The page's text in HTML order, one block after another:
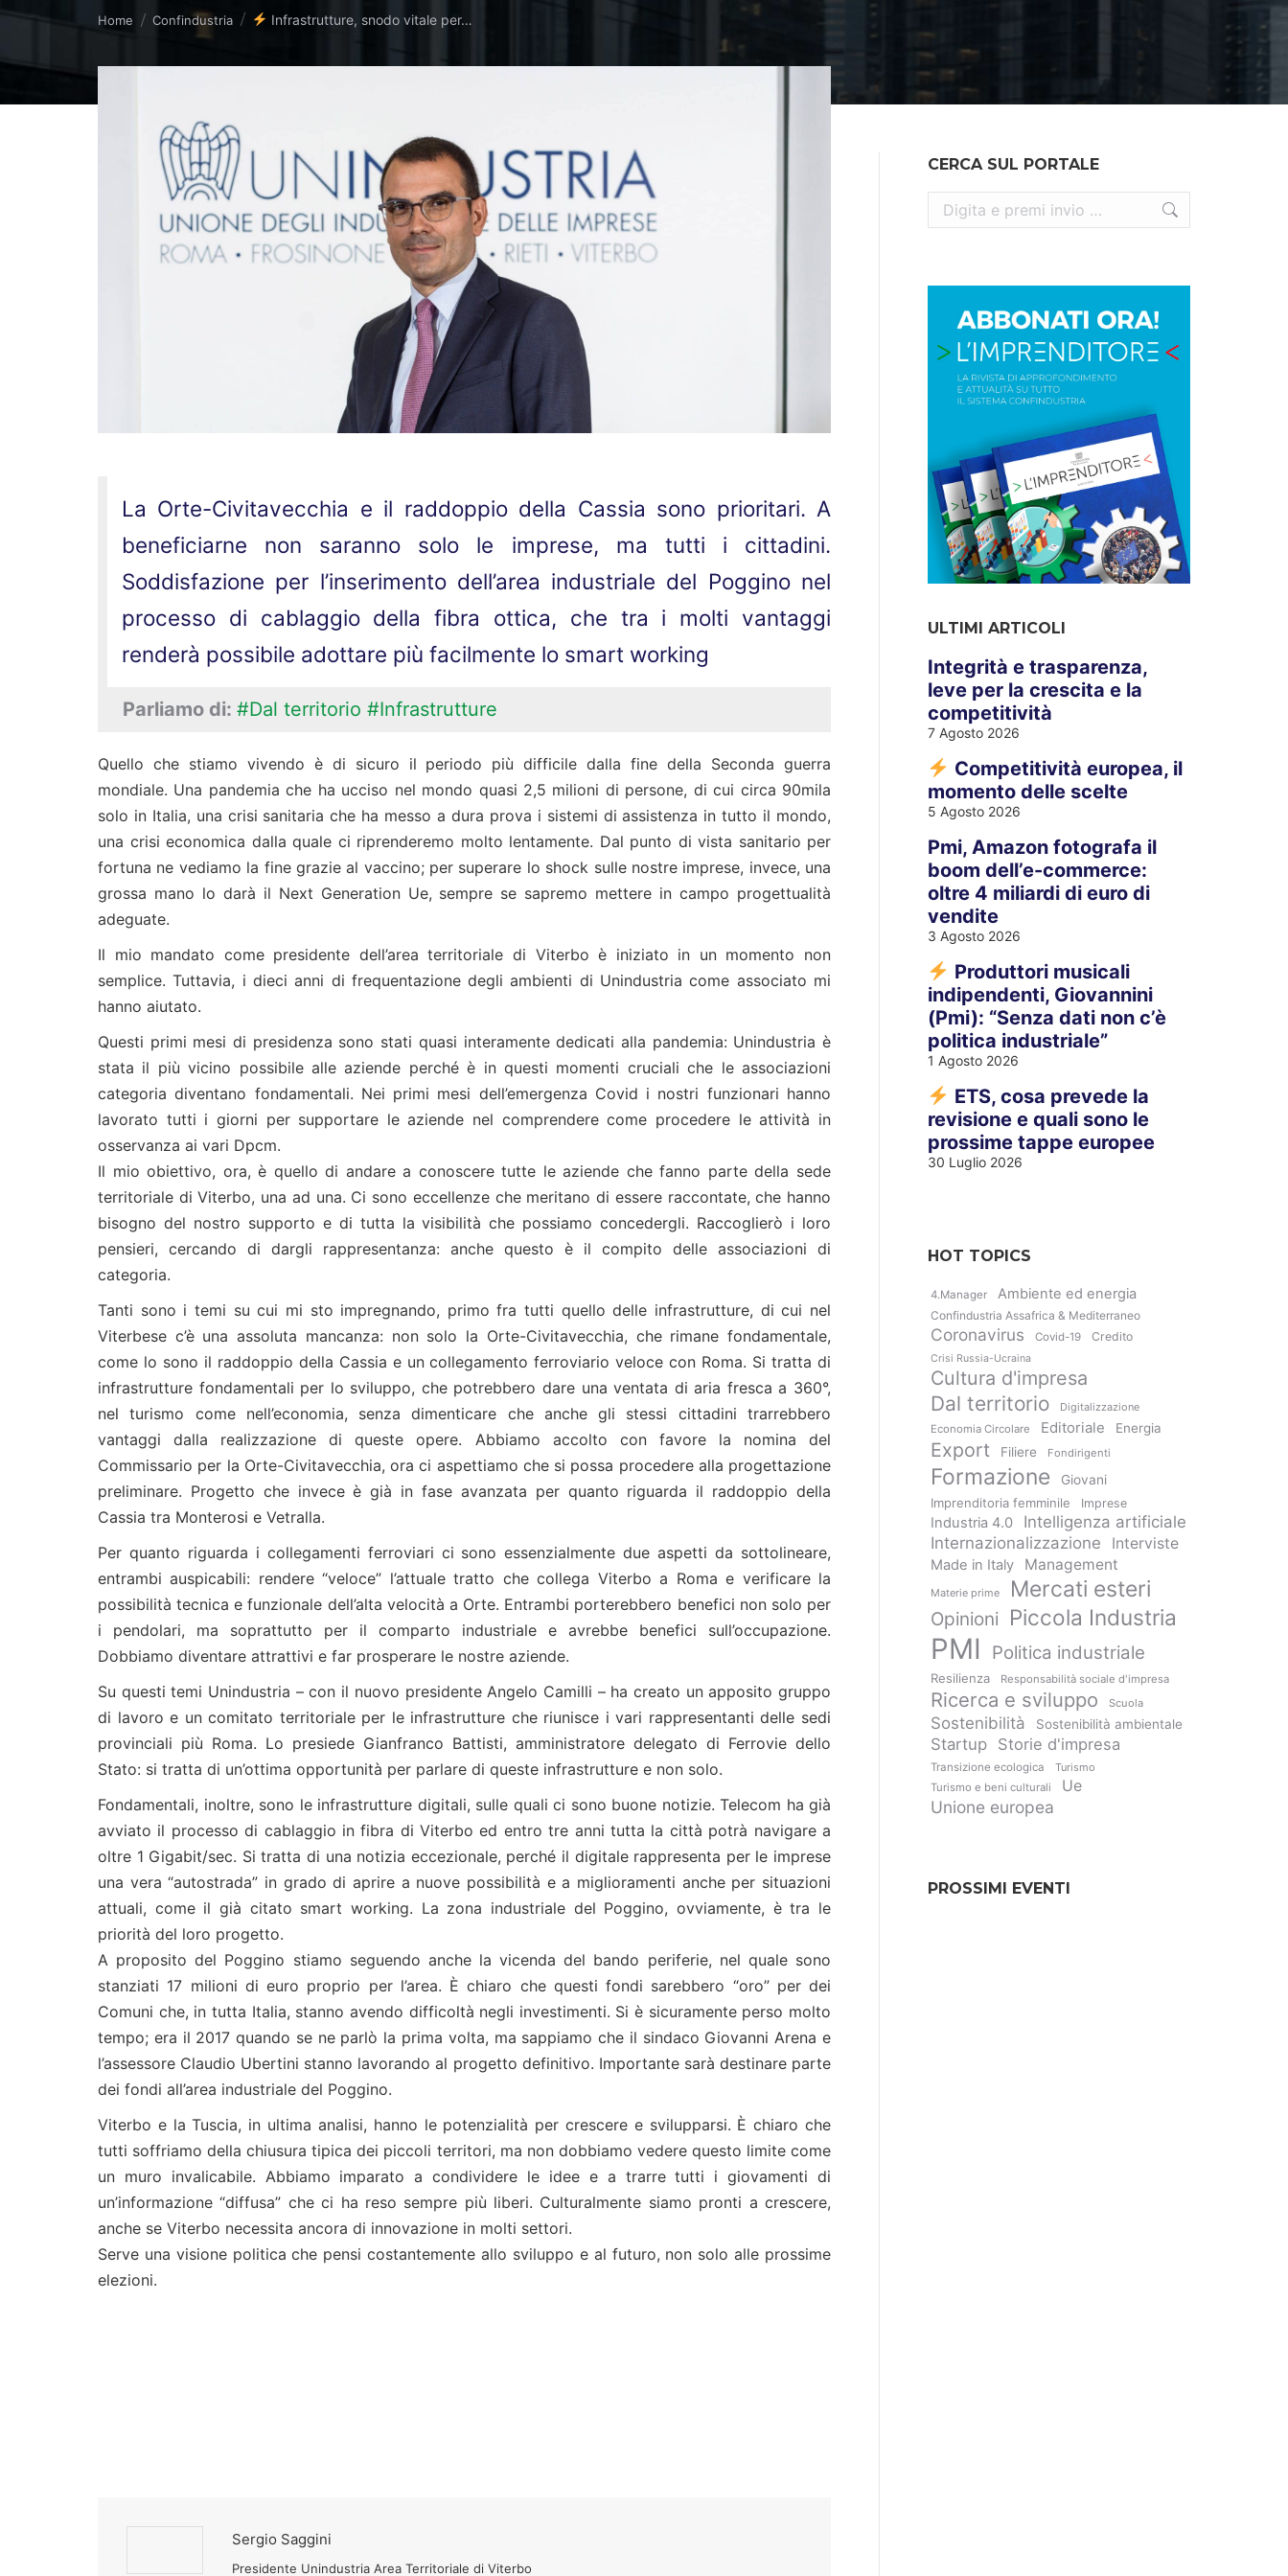
Tu sei qui:
Home Confindustria Infrastrutture, snodo vitale per…
La Orte-Civitavecchia e il raddoppio della Cassia sono prioritari. A
beneficiarne non saranno solo le imprese, ma tutti i cittadini.
Soddisfazione per l’inserimento dell’area industriale del Poggino nel
processo di cablaggio della fibra ottica, che tra i molti vantaggi
renderà possibile adottare più facilmente lo smart working
Parliamo di: #Dal territorio #Infrastrutture
Quello che stiamo vivendo è di sicuro il periodo più difficile dalla fine della Seconda guerra
mondiale. Una pandemia che ha ucciso nel mondo quasi 2,5 milioni di persone, di cui circa 90mila
solo in Italia, una crisi sanitaria che ha messo a dura prova i sistemi di assistenza in tutto il mondo,
una crisi economica dalla quale ci riprenderemo molto lentamente. Dal punto di vista sanitario per
fortuna ne vediamo la fine grazie al vaccino; per superare lo shock sulle nostre imprese, invece, una
grossa mano lo darà il Next Generation Ue, sempre se sapremo mettere in campo progettualità
adeguate.
Il mio mandato come presidente dell’area territoriale di Viterbo è iniziato in un momento non
semplice. Tuttavia, i dieci anni di frequentazione degli ambienti di Unindustria come associato mi
hanno aiutato.
Questi primi mesi di presidenza sono stati quasi interamente dedicati alla pandemia: Unindustria è
stata il più vicino possibile alle aziende perché è in questi momenti cruciali che le associazioni
categoria diventano fondamentali. Nei primi mesi dell’emergenza Covid i nostri funzionari hanno
lavorato tutti i giorni per supportare le aziende nel comprendere come procedere le attività in
osservanza ai vari Dpcm.
Il mio obiettivo, ora, è quello di andare a conoscere tutte le aziende che fanno parte della sede
territoriale di Viterbo, una ad una. Ci sono eccellenze che meritano di essere raccontate, che hanno
bisogno del nostro supporto e di tutta la visibilità che possiamo concedergli. Raccoglierò i loro
pensieri, cercando di dargli rappresentanza: anche questo è il compito delle associazioni di
categoria.
Tanti sono i temi su cui mi sto impregnando, primo fra tutti quello delle infrastrutture, di cui nel
Viterbese c’è una assoluta mancanza: non solo la Orte-Civitavecchia, che rimane fondamentale,
come lo sono il raddoppio della Cassia e un collegamento ferroviario veloce con Roma. Si tratta di
infrastrutture fondamentali per lo sviluppo, che potrebbero dare una ventata di aria fresca a 360°,
nel turismo come nell’economia, senza dimenticare che anche gli stessi cittadini trarrebbero
vantaggi dalla realizzazione di queste opere. Abbiamo accolto con favore la nomina del
Commissario per la Orte-Civitavecchia, ora ci aspettiamo che si possa procedere alla progettazione
preliminare. Progetto che invece è già in fase avanzata per quanto riguarda il raddoppio della
Cassia tra Monterosi e Vetralla.
Per quanto riguarda i collegamenti ferroviari ci sono essenzialmente due aspetti da sottolineare,
entrambi auspicabili: rendere “veloce” l’attuale tratto che collega Viterbo a Roma e verificare la
possibilità tecnica e funzionale dell’alta velocità a Orte. Entrambi porterebbero benefici non solo per
i pendolari, ma soprattutto per il comparto industriale e avrebbe benefici sull’occupazione.
Dobbiamo diventare attrattivi e far prosperare le nostre aziende.
Su questi temi Unindustria – con il nuovo presidente Angelo Camilli – ha creato un apposito gruppo
di lavoro e un comitato territoriale per le infrastrutture che riunisce i vari rappresentanti delle sedi
provinciali più Roma. Lo presiede Gianfranco Battisti, amministratore delegato di Ferrovie dello
Stato: si tratta di un’ottima opportunità per parlare di queste infrastrutture e non solo.
Fondamentali, inoltre, sono le infrastrutture digitali, sulle quali ci sono buone notizie. Telecom ha già
avviato il processo di cablaggio in fibra di Viterbo ed entro tre anni tutta la città potrà navigare a
oltre 1 Gigabit/sec. Si tratta di una notizia eccezionale, perché il digitale rappresenta per le imprese
una vera “autostrada” in grado di aprire a nuove possibilità e a miglioramenti anche per situazioni
attuali, come il già citato smart working. La zona industriale del Poggino, ovviamente, è tra le
priorità del loro progetto.
A proposito del Poggino stiamo seguendo anche la vicenda del bando periferie, nel quale sono
stanziati 17 milioni di euro proprio per l’area. È chiaro che questi fondi sarebbero “oro” per dei
Comuni che, in tutta Italia, stanno avendo difficoltà negli investimenti. Si è sicuramente perso molto
tempo; era il 2017 quando se ne parlò la prima volta, ma sappiamo che il sindaco Giovanni Arena e
l’assessore Claudio Ubertini stanno lavorando al progetto definitivo. Importante sarà destinare parte
dei fondi all’area industriale del Poggino.
Viterbo e la Tuscia, in ultima analisi, hanno le potenzialità per crescere e svilupparsi. È chiaro che
tutti soffriamo della chiusura tipica dei piccoli territori, ma non dobbiamo vedere questo limite come
un muro invalicabile. Abbiamo imparato a condividere le idee e a trarre tutti i giovamenti di
un’informazione “diffusa” che ci ha reso sempre più liberi. Culturalmente siamo pronti a crescere,
anche se Viterbo necessita ancora di innovazione in molti settori.
Serve una visione politica che pensi costantemente allo sviluppo e al futuro, non solo alle prossime
elezioni.
Sergio Saggini
Presidente Unindustria Area Territoriale di Viterbo
CERCA SUL PORTALE
Cerca:
ULTIMI ARTICOLI
Integrità e trasparenza,
leve per la crescita e la
competitività
7 Agosto 2026
Competitività europea, il
momento delle scelte
5 Agosto 2026
Pmi, Amazon fotografa il
boom dell’e-commerce:
oltre 4 miliardi di euro di
vendite
3 Agosto 2026
Produttori musicali
indipendenti, Giovannini
(Pmi): “Senza dati non c’è
politica industriale”
1 Agosto 2026
ETS, cosa prevede la
revisione e quali sono le
prossime tappe europee
30 Luglio 2026
HOT TOPICS
4.Manager Ambiente ed energia
Confindustria Assafrica & Mediterraneo
Coronavirus Covid-19 Credito
Crisi Russia-Ucraina
Cultura d'impresa
Dal territorio
Digitalizzazione
Economia Circolare
Editoriale Energia
Export Filiere Fondirigenti
Formazione
Giovani
Imprenditoria femminile
Imprese
Industria 4.0
Intelligenza artificiale
Internazionalizzazione
Interviste
Made in Italy Management
Materie prime Mercati esteri
Opinioni Piccola Industria
PMI Politica industriale
Resilienza Responsabilità sociale d'impresa
Ricerca e sviluppo Scuola
Sostenibilità Sostenibilità ambientale
Startup Storie d'impresa
Transizione ecologica
Turismo
Turismo e beni culturali
Ue
Unione europea
PROSSIMI EVENTI